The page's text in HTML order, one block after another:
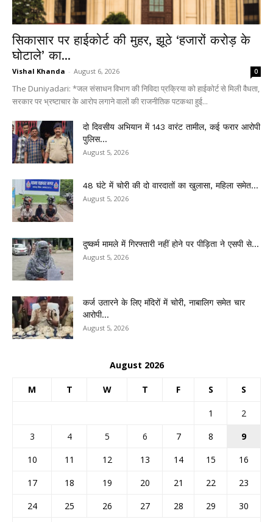
सिकासार पर हाईकोर्ट की मुहर, झूठे ‘हजारों करोड़ के
घोटाले’ का...
Vishal Khanda - August 6, 2026 0
The Duniyadari: *जल संसाधन विभाग की निविदा प्रक्रिया को हाईकोर्ट से मिली वैधता,
सरकार पर भ्रष्टाचार के आरोप लगाने वालों की राजनीतिक पटकथा हुई...
दो दिवसीय अभियान में 143 वारंट तामील, कई फरार आरोपी
पुलिस...
August 5, 2026
48 घंटे में चोरी की दो वारदातों का खुलासा, महिला समेत...
August 5, 2026
दुष्कर्म मामले में गिरफ्तारी नहीं होने पर पीड़िता ने एसपी से...
August 5, 2026
कर्ज उतारने के लिए मंदिरों में चोरी, नाबालिग समेत चार
आरोपी...
August 5, 2026
August 2026
M T W T F S S
1
2
3
4 5 6 7 8
9
10
11 12 13 14 15
16
17
18 19 20 21 22
23
24
25 26 27 28 29
30